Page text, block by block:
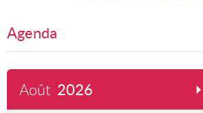
Agenda
Août 2026